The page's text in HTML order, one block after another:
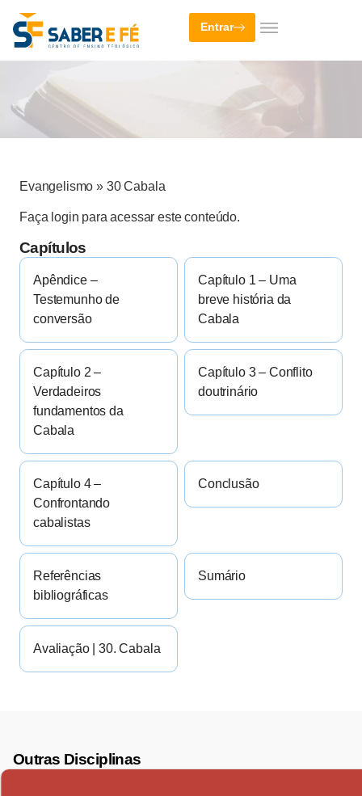
Entrar
Evangelismo » 30 Cabala
Faça login para acessar este conteúdo.
Capítulos
Apêndice –
Testemunho de
conversão
Capítulo 1 – Uma
breve história da
Cabala
Capítulo 2 –
Verdadeiros
fundamentos da
Cabala
Capítulo 3 – Conflito
doutrinário
Capítulo 4 –
Confrontando
cabalistas
Conclusão
Referências
bibliográficas
Sumário
Avaliação | 30. Cabala
Outras Disciplinas